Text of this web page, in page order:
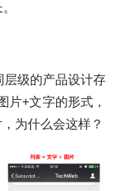
级的产品设计存
+文字的形式，
为什么会这样？